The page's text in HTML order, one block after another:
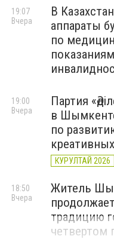
В
аппараты
по
19:07
Вчера
Партия
в
по
КУРУЛТАЙ 2026
19:00
Вчера
Житель
традицию
четвертом
18:50
Вчера